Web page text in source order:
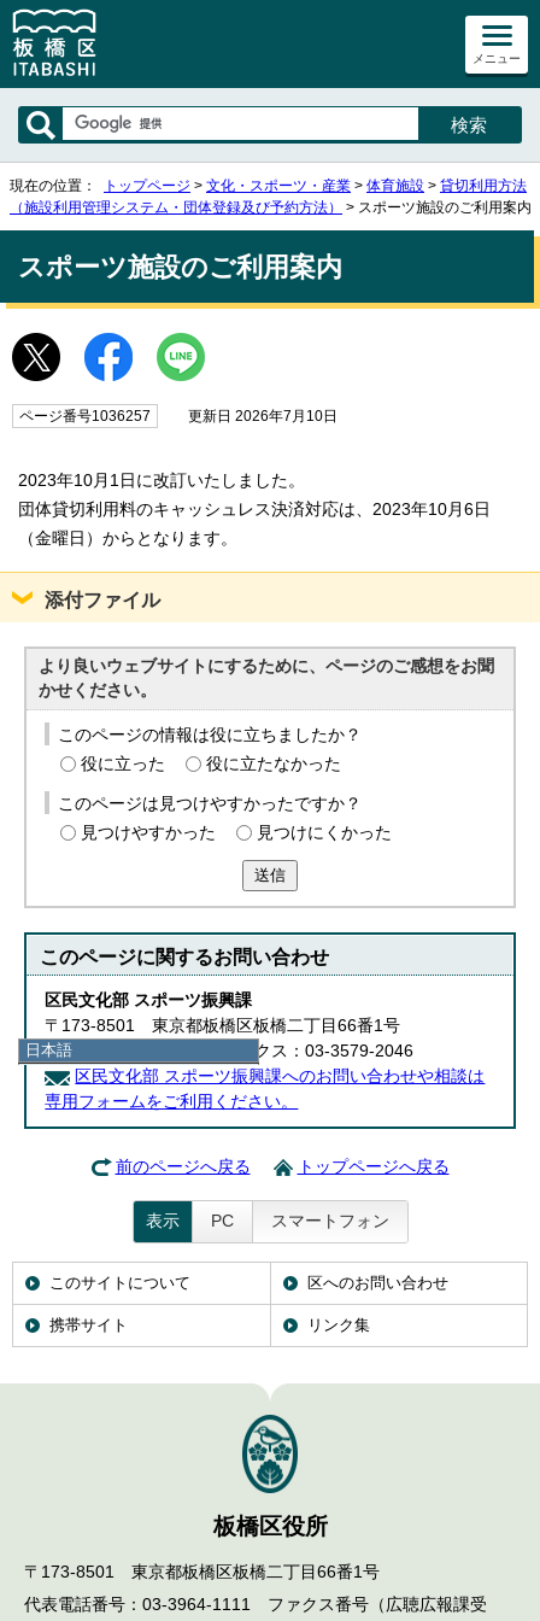
メニュー
日本語
日本語
English
現在の位置： トップページ > 文化・スポーツ・産業 > 体育施設 > 貸切利用方法
（施設利用管理システム・団体登録及び予約方法）
> スポーツ施設のご利用案内
スポーツ施設のご利用案内
ページ番号1036257 更新日 2026年7月10日
2023年10月1日に改訂いたしました。
団体貸切利用料のキャッシュレス決済対応は、2023年10月6日
（金曜日）からとなります。
添付ファイル
より良いウェブサイトにするために、ページのご感想をお聞
かせください。
このページの情報は役に立ちましたか？
役に立った
役に立たなかった
このページは見つけやすかったですか？
見つけやすかった
見つけにくかった
送信
このページに関するお問い合わせ
区民文化部 スポーツ振興課
〒173-8501 東京都板橋区板橋二丁目66番1号
電話：03-3579-2651 ファクス：03-3579-2046
区民文化部 スポーツ振興課へのお問い合わせや相談は
専用フォームをご利用ください。
前のページへ戻る トップページへ戻る
表示 PC スマートフォン
このサイトについて 区へのお問い合わせ
携帯サイト リンク集
板橋区役所
〒173-8501 東京都板橋区板橋二丁目66番1号
代表電話番号：03-3964-1111 ファクス番号（広聴広報課受